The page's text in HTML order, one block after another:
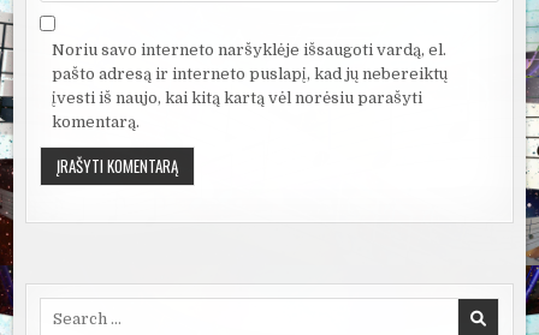
Noriu savo interneto naršyklėje išsaugoti vardą, el.
pašto adresą ir interneto puslapį, kad jų nebereiktų
įvesti iš naujo, kai kitą kartą vėl norėsiu parašyti
komentarą.